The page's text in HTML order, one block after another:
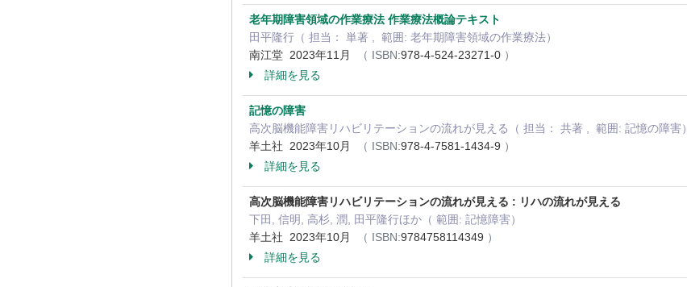
老年期障害領域の作業療法 作業療法概論テキスト
田平隆行（ 担当： 単著 , 範囲: 老年期障害領域の作業療法）
南江堂 2023年11月
（ ISBN:978-4-524-23271-0 ）
詳細を見る
記憶の障害
高次脳機能障害リハビリテーションの流れが見える（ 担当： 共著 , 範囲: 記憶の障害）
羊土社 2023年10月
（ ISBN:978-4-7581-1434-9 ）
詳細を見る
高次脳機能障害リハビリテーションの流れが見える : リハの流れが見える
下田, 信明, 高杉, 潤, 田平隆行ほか（ 範囲: 記憶障害）
羊土社 2023年10月
（ ISBN:9784758114349 ）
詳細を見る